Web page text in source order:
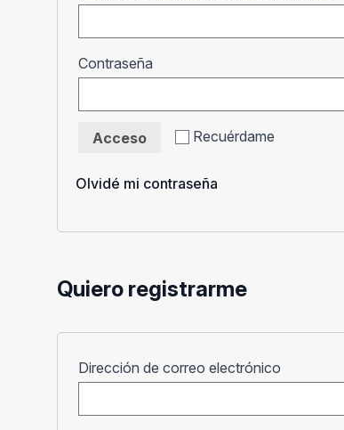
Contraseña
Recuérdame
Acceso
Olvidé mi contraseña
Quiero registrarme
Dirección de correo electrónico